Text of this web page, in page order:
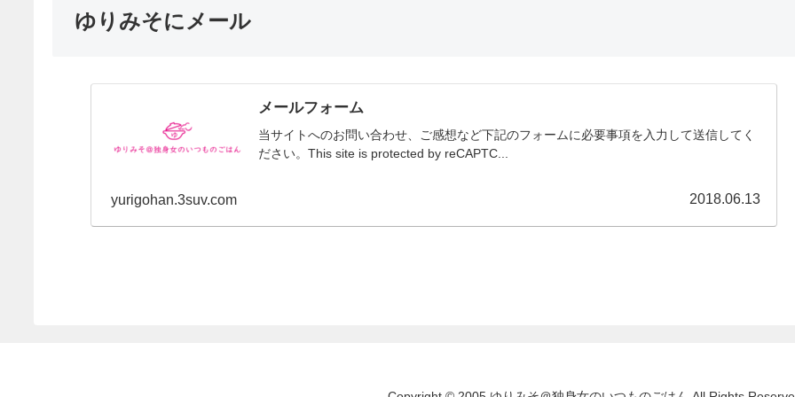
ゆりみそにメール
メールフォーム
当サイトへのお問い合わせ、ご感想など下記のフォームに必要事項を入力して送信してく
ださい。This site is protected by reCAPTC...
yurigohan.3suv.com 2018.06.13